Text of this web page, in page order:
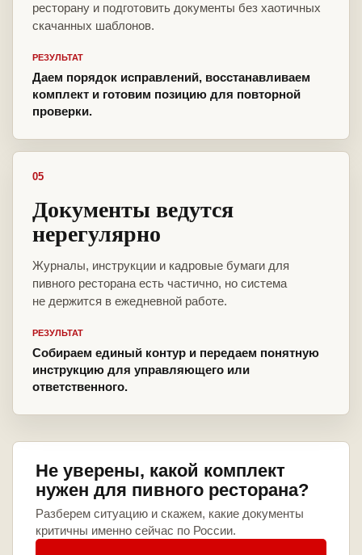
ресторану и подготовить документы без хаотичных
скачанных шаблонов.
РЕЗУЛЬТАТ
Даем порядок исправлений, восстанавливаем
комплект и готовим позицию для повторной
проверки.
05
Документы ведутся
нерегулярно
Журналы, инструкции и кадровые бумаги для
пивного ресторана есть частично, но система
не держится в ежедневной работе.
РЕЗУЛЬТАТ
Собираем единый контур и передаем понятную
инструкцию для управляющего или
ответственного.
Не уверены, какой комплект
нужен для пивного ресторана?
Разберем ситуацию и скажем, какие документы
критичны именно сейчас по России.